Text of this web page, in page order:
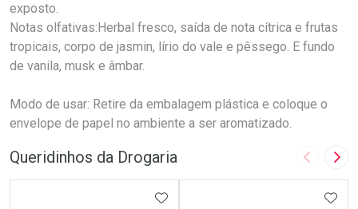
exposto.
Notas olfativas:Herbal fresco, saída de nota cítrica e frutas
tropicais, corpo de jasmin, lírio do vale e pêssego. E fundo
de vanila, musk e âmbar.
Modo de usar: Retire da embalagem plástica e coloque o
envelope de papel no ambiente a ser aromatizado.
Queridinhos da Drogaria Imagem
ADICIONAR AOS FAVORITOS